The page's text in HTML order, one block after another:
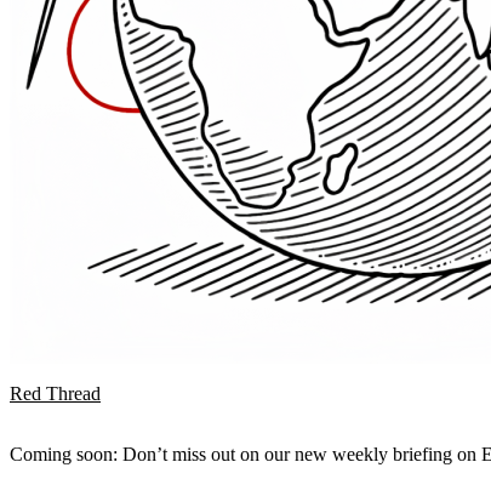
Red Thread
Coming soon: Don’t miss out on our new weekly briefing on